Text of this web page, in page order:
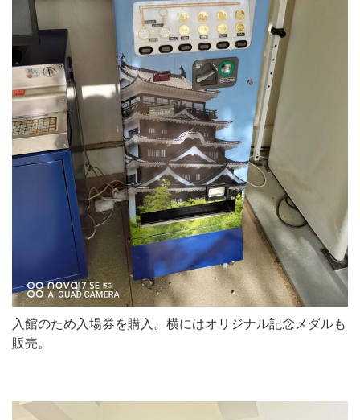
入館のため入場券を購入。横にはオリジナル記念メダルも
販売。